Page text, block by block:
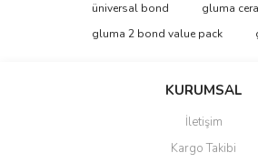
Yorum Yaz
Ürün resmi kalitesiz, bozuk veya
Bu ürüne benzer farklı alternatifler olmalı.
üniversal bond
gluma
gluma 2 bond value pack
KURUMSAL
İletişim
Kargo Takibi